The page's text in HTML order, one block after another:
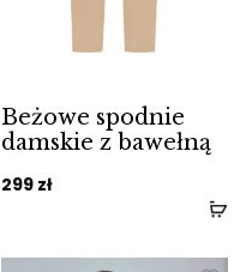
Beżowe spodnie
damskie z bawełną
299 zł